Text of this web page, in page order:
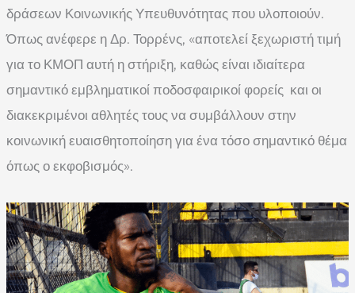
δράσεων Κοινωνικής Υπευθυνότητας που υλοποιούν.
Όπως ανέφερε η Δρ. Τορρένς, «αποτελεί ξεχωριστή τιμή
για το ΚΜΟΠ αυτή η στήριξη, καθώς είναι ιδιαίτερα
σημαντικό εμβληματικοί ποδοσφαιρικοί φορείς και οι
διακεκριμένοι αθλητές τους να συμβάλλουν στην
κοινωνική ευαισθητοποίηση για ένα τόσο σημαντικό θέμα
όπως ο εκφοβισμός».